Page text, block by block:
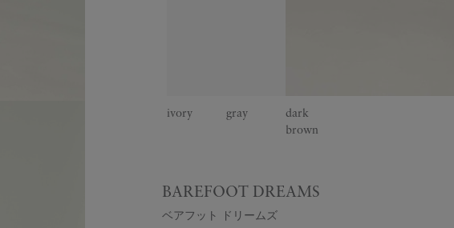
ivory gray
dark
brown
BAREFOOT DREAMS
ベアフット ドリームズ